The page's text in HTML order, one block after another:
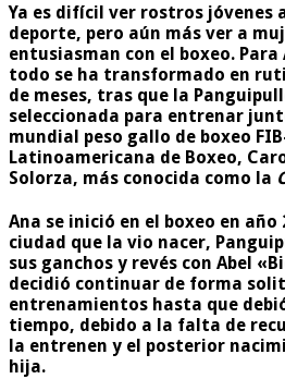
Ya es difícil ver rostros jóvenes
deporte, pero aún más ver a
entusiasman con el boxeo.
todo se ha transformado en
de meses, tras que la
seleccionada para entrenar
mundial peso gallo de boxeo
Latinoamericana de Boxeo,
Solorza, más conocida como la
Ana se inició en el boxeo en año
ciudad que la vio nacer,
sus ganchos y revés con Abel
decidió continuar de forma
entrenamientos hasta que
tiempo, debido a la falta de
la entrenen y el posterior
hija.